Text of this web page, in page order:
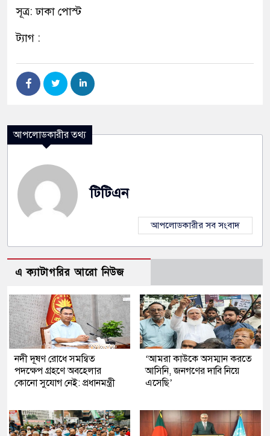
সূত্র: ঢাকা পোস্ট
ট্যাগ :
আপলোডকারীর তথ্য
টিটিএন
আপলোডকারীর সব সংবাদ
এ ক্যাটাগরির আরো নিউজ
নদী দূষণ রোধে সমন্বিত
পদক্ষেপ গ্রহণে অবহেলার
কোনো সুযোগ নেই: প্রধানমন্ত্রী
‘আমরা কাউকে অসম্মান করতে
আসিনি, জনগণের দাবি নিয়ে
এসেছি’